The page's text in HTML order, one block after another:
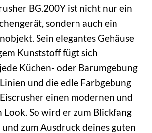
BG.200Y ist nicht nur ein
sondern auch ein
Sein elegantes Gehäuse
Kunststoff fügt sich
Küchen- oder Barumgebung
und die edle Farbgebung
einen modernen und
Look. So wird er zum Blickfang
zum Ausdruck deines guten